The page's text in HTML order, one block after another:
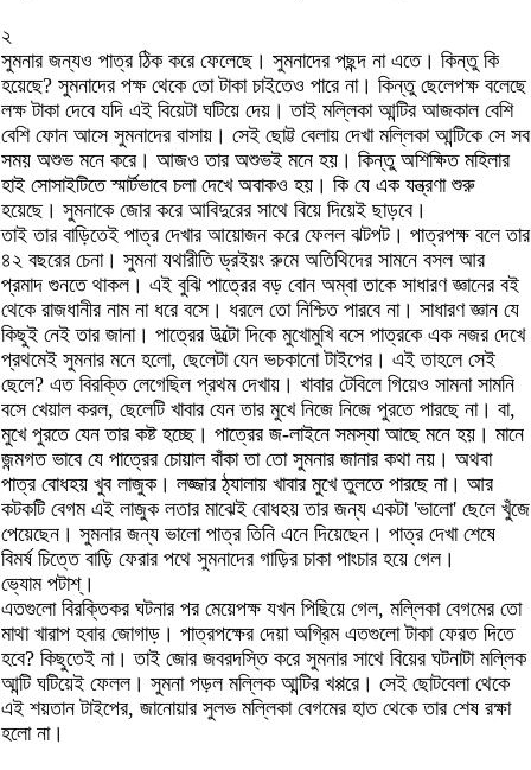
২
সুমনার জন্যও পাত্র ঠিক করে ফেলেছে। সুমনাদের পছন্দ না এতে। কিন্তু কি
হয়েছে? সুমনাদের পক্ষ থেকে তো টাকা চাইতেও পারে না। কিন্তু ছেলেপক্ষ বলেছে
লক্ষ টাকা দেবে যদি এই বিয়েটা ঘটিয়ে দেয়। তাই মল্লিকা আন্টির আজকাল বেশি
বেশি ফোন আসে সুমনাদের বাসায়। সেই ছোট্ট বেলায় দেখা মল্লিকা আন্টিকে সে সব
সময় অশুভ মনে করে। আজও তার অশুভই মনে হয়। কিন্তু অশিক্ষিত মহিলার
হাই সোসাইটিতে স্মার্টভাবে চলা দেখে অবাকও হয়। কি যে এক যন্ত্রণা শুরু
হয়েছে। সুমনাকে জোর করে আবিদুরের সাথে বিয়ে দিয়েই ছাড়বে।
তাই তার বাড়িতেই পাত্র দেখার আয়োজন করে ফেলল ঝটপট। পাত্রপক্ষ বলে তার
৪২ বছরের চেনা। সুমনা যথারীতি ড্রইয়ং রুমে অতিথিদের সামনে বসল আর
প্রমাদ গুনতে থাকল। এই বুঝি পাত্রের বড় বোন অম্বা তাকে সাধারণ জ্ঞানের বই
থেকে রাজধানীর নাম না ধরে বসে। ধরলে তো নিশ্চিত পারবে না। সাধারণ জ্ঞান যে
কিছুই নেই তার জানা। পাত্রের উল্টো দিকে মুখোমুখি বসে পাত্রকে এক নজর দেখে
প্রথমেই সুমনার মনে হলো, ছেলেটা যেন ভচকানো টাইপের। এই তাহলে সেই
ছেলে? এত বিরক্তি লেগেছিল প্রথম দেখায়। খাবার টেবিলে গিয়েও সামনা সামনি
বসে খেয়াল করল, ছেলেটি খাবার যেন তার মুখে নিজে নিজে পুরতে পারছে না। বা,
মুখে পুরতে যেন তার কষ্ট হচ্ছে। পাত্রের জ-লাইনে সমস্যা আছে মনে হয়। মানে
জন্মগত ভাবে যে পাত্রের চোয়াল বাঁকা তা তো সুমনার জানার কথা নয়। অথবা
পাত্র বোধহয় খুব লাজুক। লজ্জার ঠ্যালায় খাবার মুখে তুলতে পারছে না। আর
কটকটি বেগম এই লাজুক লতার মাঝেই বোধহয় তার জন্য একটা 'ভালো' ছেলে খুঁজে
পেয়েছেন। সুমনার জন্য ভালো পাত্র তিনি এনে দিয়েছেন। পাত্র দেখা শেষে
বিমর্ষ চিত্তে বাড়ি ফেরার পথে সুমনাদের গাড়ির চাকা পাংচার হয়ে গেল।
ভ্যোম পটাশ্‌।
এতগুলো বিরক্তিকর ঘটনার পর মেয়েপক্ষ যখন পিছিয়ে গেল, মল্লিকা বেগমের তো
মাথা খারাপ হবার জোগাড়। পাত্রপক্ষের দেয়া অগ্রিম এতগুলো টাকা ফেরত দিতে
হবে? কিছুতেই না। তাই জোর জবরদস্তি করে সুমনার সাথে বিয়ের ঘটনাটা মল্লিক
আন্টি ঘটিয়েই ফেলল। সুমনা পড়ল মল্লিক আন্টির খপ্পরে। সেই ছোটবেলা থেকে
এই শয়তান টাইপের, জানোয়ার সুলভ মল্লিকা বেগমের হাত থেকে তার শেষ রক্ষা
হলো না।